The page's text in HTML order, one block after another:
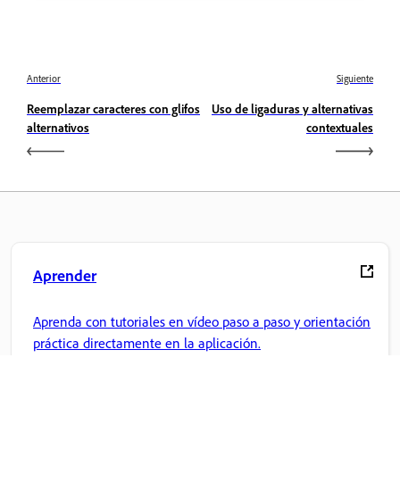
Anterior
Reemplazar caracteres con glifos
alternativos
Siguiente
Uso de ligaduras y alternativas
contextuales
Aprender
Aprenda con tutoriales en vídeo paso a paso y orientación
práctica directamente en la aplicación.